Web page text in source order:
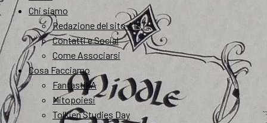
Chi siamo
Redazione del sito AIST
Contatti e Social
Come Associarsi
Cosa Facciamo
FantastikA
Mitopoiesi
Tolkien Studies Day